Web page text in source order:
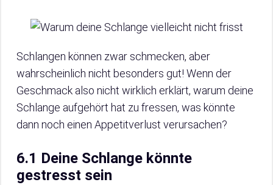
Schlangen können zwar schmecken, aber
wahrscheinlich nicht besonders gut! Wenn der
Geschmack also nicht wirklich erklärt, warum deine
Schlange aufgehört hat zu fressen, was könnte
dann noch einen Appetitverlust verursachen?
6.1 Deine Schlange könnte
gestresst sein